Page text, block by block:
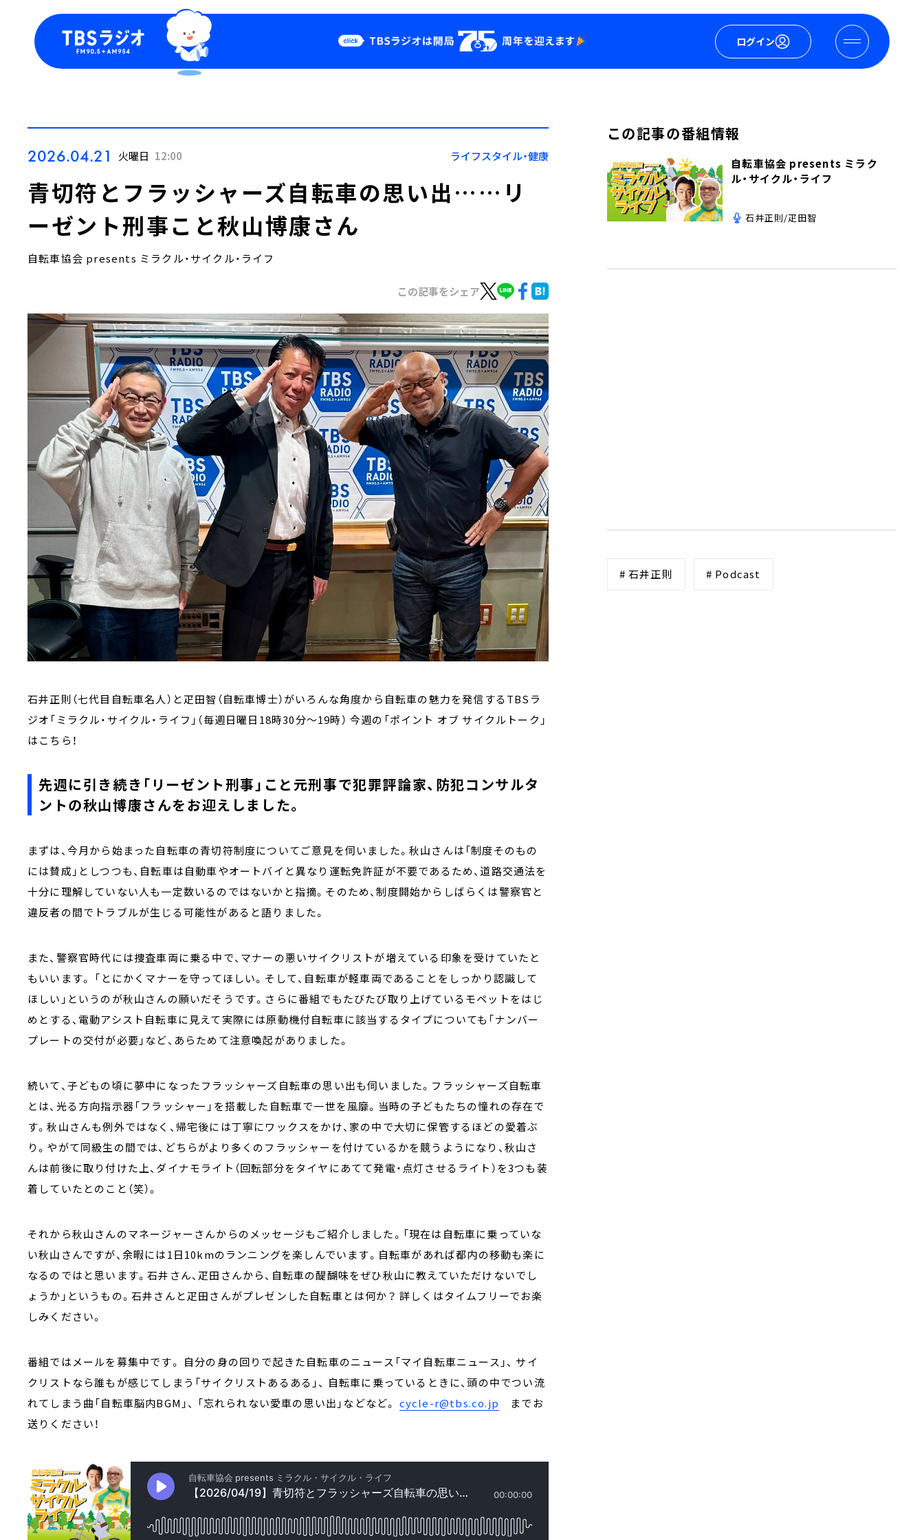
ログイン
Podcast
YouTube
会社情報
2026.04.21 火曜日 12:00 ライフスタイル・健康
青切符とフラッシャーズ自転車の思い出……リ
ーゼント刑事こと秋山博康さん
自転車協会 presents ミラクル・サイクル・ライフ
この記事をシェア
石井正則（七代目自転車名人）と疋田智（自転車博士）がいろんな角度から自転車の魅力を発信するTBSラ
ジオ「ミラクル・サイクル・ライフ」（毎週日曜日18時30分～19時） 今週の「ポイント オブ サイクルトーク」
はこちら！
先週に引き続き「リーゼント刑事」こと元刑事で犯罪評論家、防犯コンサルタ
ントの秋山博康さんをお迎えしました。
まずは、今月から始まった自転車の青切符制度についてご意見を伺いました。秋山さんは「制度そのもの
には賛成」としつつも、自転車は自動車やオートバイと異なり運転免許証が不要であるため、道路交通法を
十分に理解していない人も一定数いるのではないかと指摘。そのため、制度開始からしばらくは警察官と
違反者の間でトラブルが生じる可能性があると語りました。
また、警察官時代には捜査車両に乗る中で、マナーの悪いサイクリストが増えている印象を受けていたと
もいいます。 「とにかくマナーを守ってほしい。そして、自転車が軽車両であることをしっかり認識して
ほしい」というのが秋山さんの願いだそうです。さらに番組でもたびたび取り上げているモペットをはじ
めとする、電動アシスト自転車に見えて実際には原動機付自転車に該当するタイプについても「ナンバー
プレートの交付が必要」など、あらためて注意喚起がありました。
続いて、子どもの頃に夢中になったフラッシャーズ自転車の思い出も伺いました。フラッシャーズ自転車
とは、光る方向指示器「フラッシャー」を搭載した自転車で一世を風靡。当時の子どもたちの憧れの存在で
す。秋山さんも例外ではなく、帰宅後には丁寧にワックスをかけ、家の中で大切に保管するほどの愛着ぶ
り。やがて同級生の間では、どちらがより多くのフラッシャーを付けているかを競うようになり、秋山さ
んは前後に取り付けた上、ダイナモライト（回転部分をタイヤにあてて発電・点灯させるライト）を3つも装
着していたとのこと（笑）。
それから秋山さんのマネージャーさんからのメッセージもご紹介しました。「現在は自転車に乗っていな
い秋山さんですが、余暇には1日10kmのランニングを楽しんでいます。自転車があれば都内の移動も楽に
なるのではと思います。石井さん、疋田さんから、自転車の醍醐味をぜひ秋山に教えていただけないでし
ょうか」というもの。石井さんと疋田さんがプレゼンした自転車とは何か？ 詳しくはタイムフリーでお楽
しみください。
番組ではメールを募集中です。 自分の身の回りで起きた自転車のニュース「マイ自転車ニュース」、 サイ
クリストなら誰もが感じてしまう「サイクリストあるある」、 自転車に乗っているときに、頭の中でつい流
れてしまう曲「自転車脳内BGM」、 「忘れられない愛車の思い出」などなど。 cycle-r@tbs.co.jp までお
送りください！
この記事の番組情報
自転車協会 presents ミラク
ル・サイクル・ライフ
石井正則/疋田智
# 石井正則 # Podcast